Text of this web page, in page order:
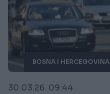
BOSNA I HERCEGOVINA
30.03.26. 09:44